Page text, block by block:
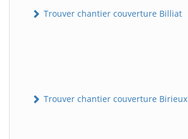
Trouver chantier couverture Billiat
Trouver chantier couverture Birieux